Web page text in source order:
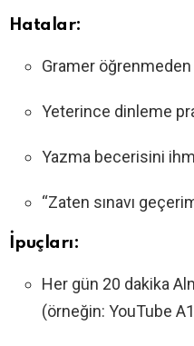
Hatalar:
Gramer
Yeterince dinleme
Yazma becerisini
“Zaten sınavı
İpuçları:
Her gün 20 dakika
(örneğin: YouTube